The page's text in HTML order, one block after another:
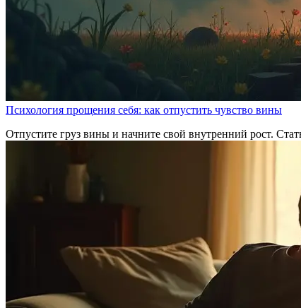
Психология прощения себя: как отпустить чувство вины
Отпустите груз вины и начните свой внутренний рост.